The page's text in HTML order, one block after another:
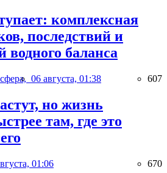
комплексная
последствий и
водного баланса
06 августа, 01:38 607
но жизнь
там, где это
01:06 670